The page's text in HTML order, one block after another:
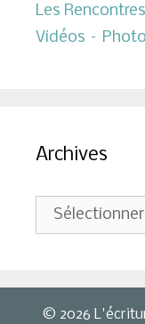
Les
Vidéos –
Archives
Archives
© 2026